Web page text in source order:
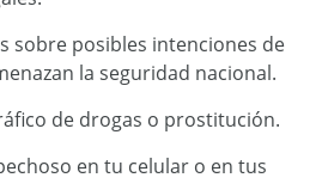
sobre posibles intenciones de
la seguridad nacional.
de drogas o prostitución.
en tu celular o en tus